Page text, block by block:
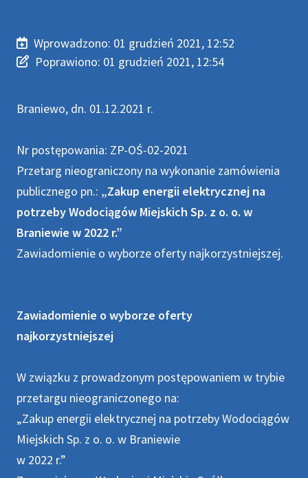
Wprowadzono
Wprowadzono: 01 grudzień 2021, 12:52
Poprawiono
Poprawiono: 01 grudzień 2021, 12:54
Braniewo, dn. 01.12.2021 r.
Nr postępowania: ZP-OŚ-02-2021
Przetarg nieograniczony na wykonanie zamówienia
publicznego pn.: „Zakup energii elektrycznej na
potrzeby Wodociągów Miejskich Sp. z o. o. w
Braniewie w 2022 r.”
Zawiadomienie o wyborze oferty najkorzystniejszej.
Zawiadomienie o wyborze oferty
najkorzystniejszej
W związku z prowadzonym postępowaniem w trybie
przetargu nieograniczonego na:
„Zakup energii elektrycznej na potrzeby Wodociągów
Miejskich Sp. z o. o. w Braniewie
w 2022 r.”